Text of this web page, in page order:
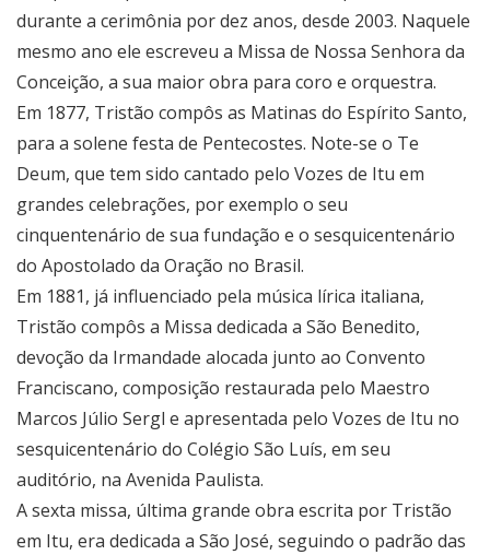
durante a cerimônia por dez anos, desde 2003. Naquele
mesmo ano ele escreveu a Missa de Nossa Senhora da
Conceição, a sua maior obra para coro e orquestra.
Em 1877, Tristão compôs as Matinas do Espírito Santo,
para a solene festa de Pentecostes. Note-se o Te
Deum, que tem sido cantado pelo Vozes de Itu em
grandes celebrações, por exemplo o seu
cinquentenário de sua fundação e o sesquicentenário
do Apostolado da Oração no Brasil.
Em 1881, já influenciado pela música lírica italiana,
Tristão compôs a Missa dedicada a São Benedito,
devoção da Irmandade alocada junto ao Convento
Franciscano, composição restaurada pelo Maestro
Marcos Júlio Sergl e apresentada pelo Vozes de Itu no
sesquicentenário do Colégio São Luís, em seu
auditório, na Avenida Paulista.
A sexta missa, última grande obra escrita por Tristão
em Itu, era dedicada a São José, seguindo o padrão das